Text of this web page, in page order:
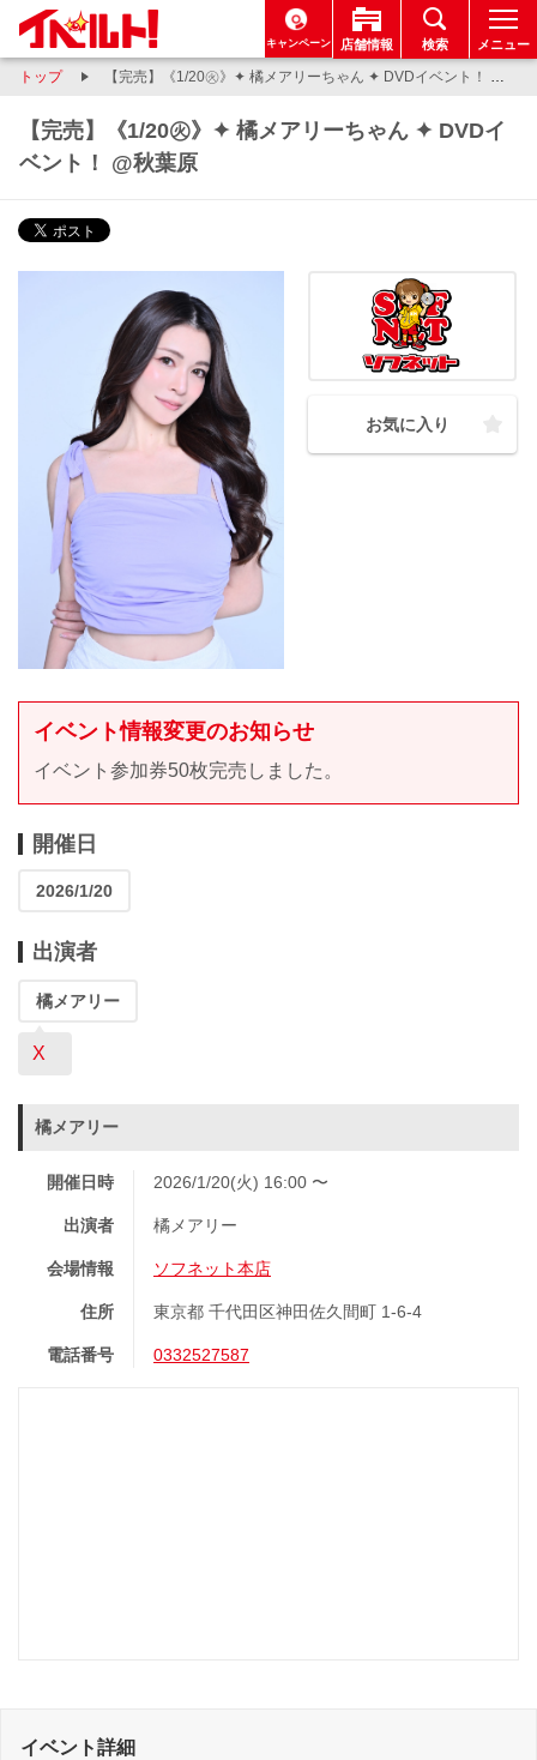
キャンペーン 店舗情報 検索 メニュー
トップ 【完売】《1/20㊋》✦ 橘メアリーちゃん ✦ DVDイベント！ @秋葉原
【完売】《1/20㊋》✦ 橘メアリーちゃん ✦ DVDイ
ベント！ @秋葉原
お気に入り
イベント情報変更のお知らせ
イベント参加券50枚完売しました。
開催日
2026/1/20
出演者
橘メアリー
X
橘メアリー
開催日時 2026/1/20(火) 16:00 〜
出演者 橘メアリー
会場情報 ソフネット本店
住所 東京都 千代田区神田佐久間町 1-6-4
電話番号 0332527587
イベント詳細